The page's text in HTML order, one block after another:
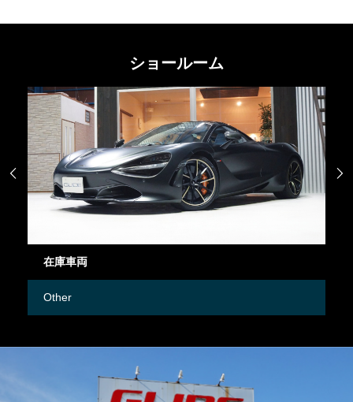
ショールーム
在庫車両
Other
 